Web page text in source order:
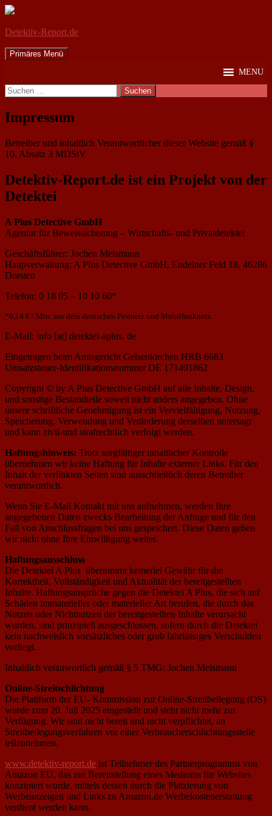
Detektiv-Report.de
Suchen
Primäres Menü
Inhalt
MENU
Suchen
nach:
Impressum
Betreiber und inhaltlich Verantwortlicher dieser Website gemäß §
10, Absatz 3 MDStV
Detektiv-Report.de ist ein Projekt von der
Detektei
A Plus Detective GmbH
Agentur für Beweissicherung – Wirtschafts- und Privatdetektei
Geschäftsführer: Jochen Meismann
Haupverwaltung: A Plus Detective GmbH, Endelner Feld 18, 46286
Dorsten
Telefon: 0 18 05 – 10 10 60*
*0,14 € / Min. aus dem deutschen Festnetz und Mobilfunknetz.
E-Mail: info [at] detektei-aplus. de
Eingetragen beim Amtsgericht Gelsenkirchen HRB 6683
Umsatzsteuer-Identifikationsnummer DE 171491862
Copyright © by A Plus Detective GmbH auf alle Inhalte, Design,
und sonstige Bestandteile soweit nicht anders angegeben. Ohne
unsere schriftliche Genehmigung ist ein Vervielfältigung, Nutzung,
Speicherung, Verwendung und Veränderung derselben untersagt
und kann zivil-und strafrechtlich verfolgt werden.
Haftungshinweis: Trotz sorgfältiger inhaltlicher Kontrolle
übernehmen wir keine Haftung für Inhalte externer Links. Für den
Inhalt der verlinkten Seiten sind ausschließlich deren Betreiber
verantwortlich.
Wenn Sie E-Mail Kontakt mit uns aufnehmen, werden Ihre
angegebenen Daten zwecks Bearbeitung der Anfrage und für den
Fall von Anschlussfragen bei uns gespeichert. Diese Daten geben
wir nicht ohne Ihre Einwilligung weiter.
Haftungsausschluss
Die Detektei A Plus übernimmt keinerlei Gewähr für die
Korrektheit, Vollständigkeit und Aktualität der bereitgestellten
Inhalte. Haftungsansprüche gegen die Detektei A Plus, die sich auf
Schäden immaterieller oder materieller Art berufen, die durch das
Nutzen oder Nichtnutzen der bereitgestellten Inhalte verursacht
wurden, sind prinzipiell ausgeschlossen, sofern durch die Detektei
kein nachweislich vorsätzliches oder grob fahrlässiges Verschulden
vorliegt.
Inhaltlich veranwortlich gemäß § 5 TMG: Jochen Meismann
Online-Streitschlichtung
Die Plattform der EU- Kommission zur Online-Streitbeilegung (OS)
wurde zum 20. Juli 2025 eingestellt und steht nicht mehr zur
Verfügung. Wir sind nicht bereit und nicht verpflichtet, an
Streitbeilegungsverfahren vor einer Verbraucherschlichtungsstelle
teilzunehmen.
www.detektiv-report.de ist Teilnehmer des Partnerprogramms von
Amazon EU, das zur Bereitstellung eines Mediums für Websites
konzipiert wurde, mittels dessen durch die Platzierung von
Werbeanzeigen und Links zu Amazon.de Werbekostenerstattung
verdient werden kann.